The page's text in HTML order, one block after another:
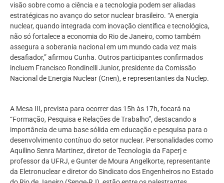
visão sobre como a ciência e a tecnologia podem ser aliadas
estratégicas no avanço do setor nuclear brasileiro. “A energia
nuclear, quando integrada com inovação científica e tecnológica,
não só fortalece a economia do Rio de Janeiro, como também
assegura a soberania nacional em um mundo cada vez mais
desafiador,” afirmou Cunha. Outros participantes confirmados
incluem Francisco Rondinelli Junior, presidente da Comissão
Nacional de Energia Nuclear (Cnen), e representantes da Nuclep.
A Mesa III, prevista para ocorrer das 15h às 17h, focará na
“Formação, Pesquisa e Relações de Trabalho”, destacando a
importância de uma base sólida em educação e pesquisa para o
desenvolvimento contínuo do setor nuclear. Personalidades como
Aquilino Senra Martinez, diretor de Tecnologia da Faperj e
professor da UFRJ, e Gunter de Moura Angelkorte, representante
da Eletronuclear e diretor do Sindicato dos Engenheiros no Estado